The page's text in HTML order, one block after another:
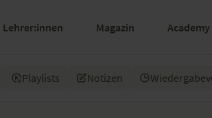
Lehrer:innen Magazin Academy
Playlists Notizen